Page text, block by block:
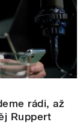
rádi, až
Ruppert